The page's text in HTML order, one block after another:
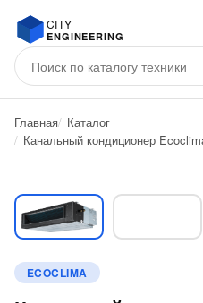
CITY
ENGINEERING
Главная Каталог
Канальный кондиционер
ECOCLIMA